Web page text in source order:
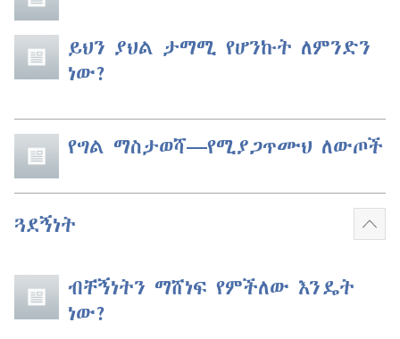
ይህን ያህል ታማሚ የሆንኩት ለምንድን
ነው?
የግል ማስታወሻ​—የሚያጋጥሙህ ለውጦች
ጓደኝነት
ብቸኝነትን ማሸነፍ የምችለው እንዴት
ነው?